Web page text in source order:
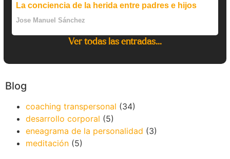
Blog
coaching transpersonal (34)
desarrollo corporal (5)
eneagrama de la personalidad (3)
meditación (5)
La conciencia de la herida entre padres e hijos
Jose Manuel Sánchez
Ver todas las entradas…